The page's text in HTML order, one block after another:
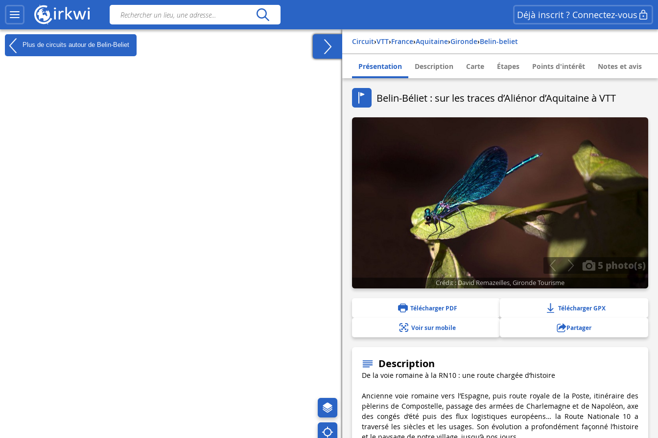
Déjà inscrit ? Connectez-vous
Plus de circuits autour de Belin-Beliet Circuit› VTT› france› aquitaine› gironde› belin-beliet
Présentation Description Carte Étapes Points d'intérêt Notes et avis
Belin-Béliet : sur les traces d’Aliénor d’Aquitaine à VTT
5 photo(s)
Crédit : David Remazeilles, Gironde Tourisme
Télécharger PDF Télécharger GPX
Voir sur mobile Partager
Description
De la voie romaine à la RN10 : une route chargée d’histoire
Ancienne voie romaine vers l’Espagne, puis route royale de la Poste, itinéraire des
pèlerins de Compostelle, passage des armées de Charlemagne et de Napoléon, axe
des congés d’été puis des flux logistiques européens… la Route Nationale 10 a
traversé les siècles et les usages. Son évolution a profondément façonné l’histoire